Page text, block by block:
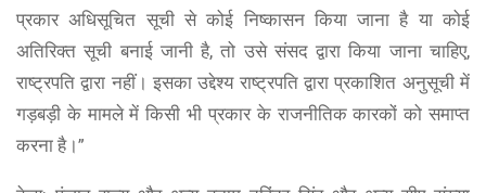
प्रकार अधिसूचित सूची से कोई निष्कासन किया जाना है या कोई
अतिरिक्त सूची बनाई जानी है, तो उसे संसद द्वारा किया जाना चाहिए,
राष्ट्रपति द्वारा नहीं। इसका उद्देश्य राष्ट्रपति द्वारा प्रकाशित अनुसूची में
गड़बड़ी के मामले में किसी भी प्रकार के राजनीतिक कारकों को समाप्त
करना है।”